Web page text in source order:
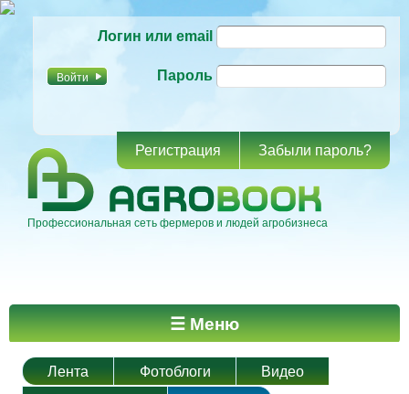
основному
Логин или email
Пароль
Регистрация Забыли пароль?
Профессиональная сеть фермеров и людей агробизнеса
Главное меню ☰ Меню
Лента Фотоблоги
Видео